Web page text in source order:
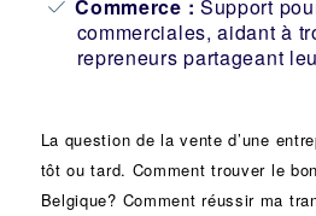
Commerce : Support
commerciales, aidant à
repreneurs partageant
La question de la vente d’une
tôt ou tard. Comment trouver le bon
Belgique? Comment réussir ma